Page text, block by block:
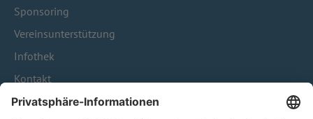
Sponsoring
Vereinsunterstützung
Infothek
Kontakt